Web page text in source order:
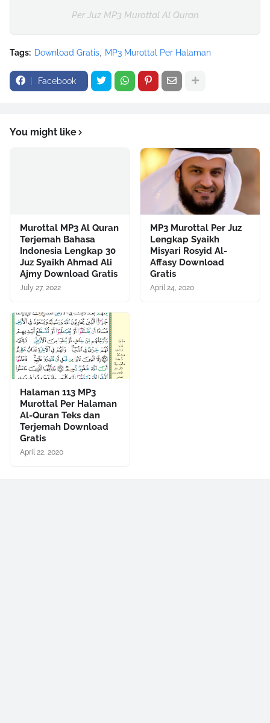
Per Juz MP3 Murottal Al Quran
Tags: Download Gratis MP3 Murottal Per Halaman
Facebook
You might like
Murottal MP3 Al Quran
Terjemah Bahasa
Indonesia Lengkap 30
Juz Syaikh Ahmad Ali
Ajmy Download Gratis
July 27, 2022
MP3 Murottal Per Juz
Lengkap Syaikh
Misyari Rosyid Al-
Affasy Download
Gratis
April 24, 2020
Halaman 113 MP3
Murottal Per Halaman
Al-Quran Teks dan
Terjemah Download
Gratis
April 22, 2020